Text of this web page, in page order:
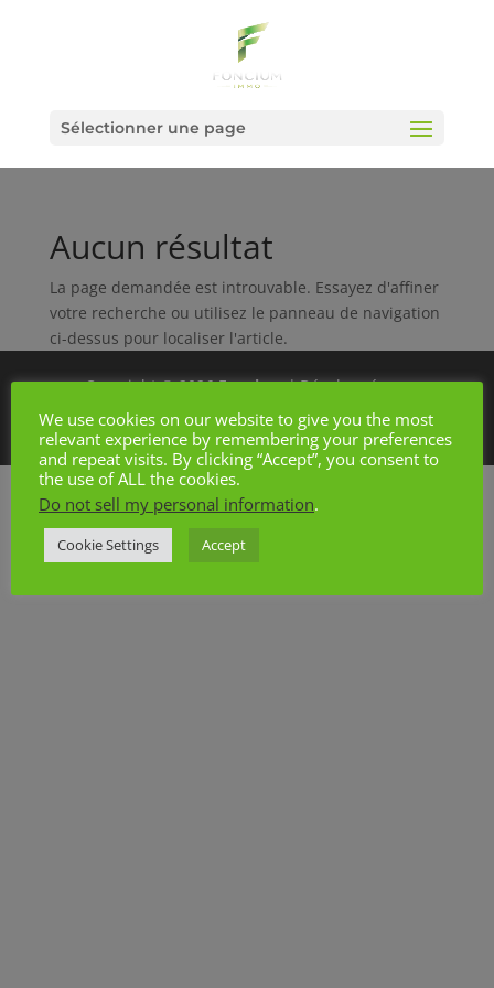
Sélectionner une page
Aucun résultat
La page demandée est introuvable. Essayez d'affiner
votre recherche ou utilisez le panneau de navigation
ci-dessus pour localiser l'article.
Copyright © 2026Foncium|Développé par
fgsupport
T.V.A. BE 0675.921.239
AXA
730.390.160|RGPD|Agréé I.P.I. 508.505
We use cookies on our website to give you the most
relevant experience by remembering your preferences
and repeat visits. By clicking “Accept”, you consent to
the use of ALL the cookies.
Do not sell my personal information.
Cookie Settings Accept